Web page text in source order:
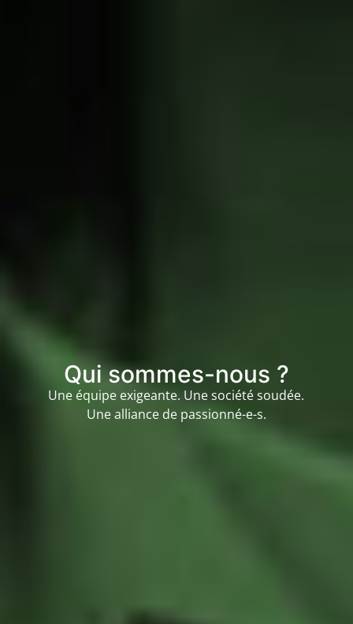
Qui sommes-nous ?
Une équipe exigeante. Une société soudée.
Une alliance de passionné-e-s.